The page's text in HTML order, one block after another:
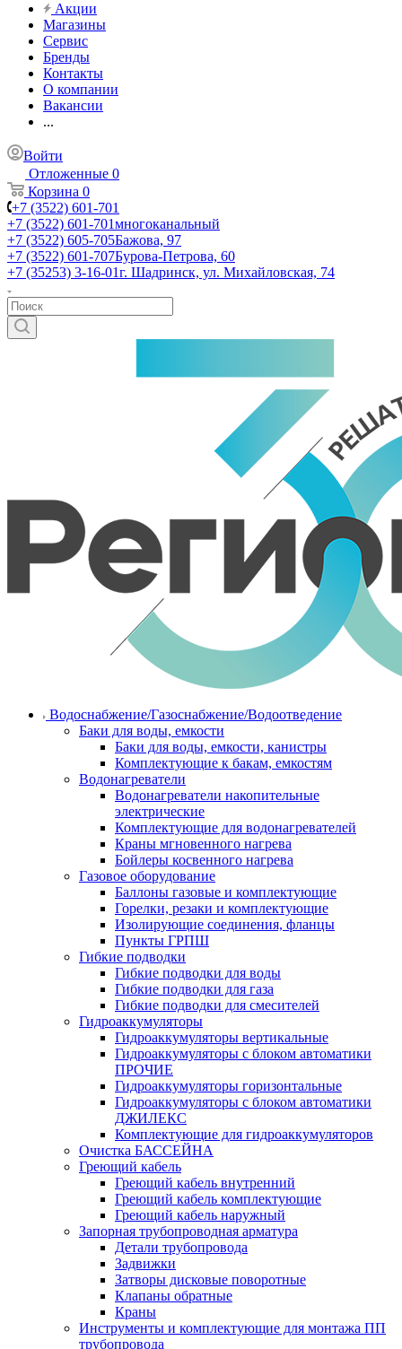
Акции
Магазины
Сервис
Бренды
Контакты
О компании
Вакансии
...
Войти
Отложенные 0
Корзина 0
+7 (3522) 601-701
+7 (3522) 601-701многоканальный
+7 (3522) 605-705Бажова, 97
+7 (3522) 601-707Бурова-Петрова, 60
+7 (35253) 3-16-01г. Шадринск, ул. Михайловская, 74
Водоснабжение/Газоснабжение/Водоотведение
Баки для воды, емкости
Баки для воды, емкости, канистры
Комплектующие к бакам, емкостям
Водонагреватели
Водонагреватели накопительные
электрические
Комплектующие для водонагревателей
Краны мгновенного нагрева
Бойлеры косвенного нагрева
Газовое оборудование
Баллоны газовые и комплектующие
Горелки, резаки и комплектующие
Изолирующие соединения, фланцы
Пункты ГРПШ
Гибкие подводки
Гибкие подводки для воды
Гибкие подводки для газа
Гибкие подводки для смесителей
Гидроаккумуляторы
Гидроаккумуляторы вертикальные
Гидроаккумуляторы с блоком автоматики
ПРОЧИЕ
Гидроаккумуляторы горизонтальные
Гидроаккумуляторы с блоком автоматики
ДЖИЛЕКС
Комплектующие для гидроаккумуляторов
Очистка БАССЕЙНА
Греющий кабель
Греющий кабель внутренний
Греющий кабель комплектующие
Греющий кабель наружный
Запорная трубопроводная арматура
Детали трубопровода
Задвижки
Затворы дисковые поворотные
Клапаны обратные
Краны
Инструменты и комплектующие для монтажа ПП
трубопровода